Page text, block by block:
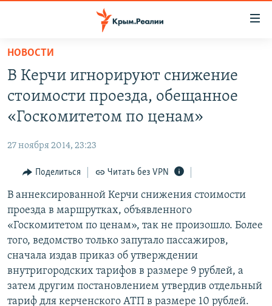
Вернуться
основному
содержанию
Вернутся
главной
навигации
Вернутся
поиску
СПЕЦПРОЕКТЫ
ГРУЗ 200
11 ЛЕТ ОККУПАЦИИ КРЫМА. 11 ИСТОРИЙ СОПРОТИВЛЕНИЯ
ВОДА
ЕЩЕ
ИНТЕРАКТИВ
ИНФОГРАФИКА
ТЕЛЕПРОЕКТ КРЫМ.РЕАЛИИ
СОВЕТЫ ПРАВОЗАЩИТНИКОВ
ПРОПАВШИЕ БЕЗ ВЕСТИ
ПОБЕДИТЕЛЕЙ НЕ СУДЯТ?
РАДІО СВОБОДА
КАК ОБОЙТИ БЛОКИРОВКУ
Українською
ПРИСОЕДИНЯЙТЕСЬ!
НОВОСТИ
В Керчи игнорируют снижение
стоимости проезда, обещанное
«Госкомитетом по ценам»
27 ноября 2014, 23:23
Поделиться Читать без VPN
В аннексированной Керчи снижения стоимости
проезда в маршрутках, объявленного
«Госкомитетом по ценам», так не произошло. Более
того, ведомство только запутало пассажиров,
сначала издав приказ об утверждении
внутригородских тарифов в размере 9 рублей, а
затем другим постановлением утвердив отдельный
тариф для керченского АТП в размере 10 рублей.